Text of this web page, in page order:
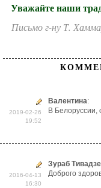
Уважайте наши
Письмо г-ну Т.
2019-02-26
19:52
Валентина:
В Белоруссии,
2016-04-13
16:30
Зураб Тивадзе
Доброго